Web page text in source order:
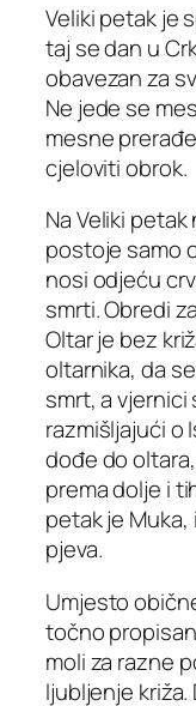
Veliki petak je
taj se dan u
obavezan za
Ne jede se
mesne
cjeloviti obrok.
Na Veliki
postoje samo
nosi odjeću
smrti. Obredi
Oltar je bez
oltarnika, da
smrt, a vjernici
razmišljajući o
dođe do
prema dolje i
petak je Muka,
pjeva.
Umjesto
točno
moli za razne
ljubljenje